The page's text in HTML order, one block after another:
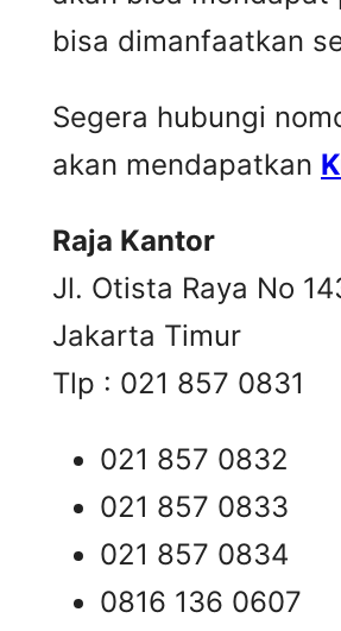
bisa dimanfaatkan
Segera hubungi
akan mendapatkan
Raja Kantor
Jl. Otista Raya No
Jakarta Timur
Tlp : 021 857 0831
021 857 0832
021 857 0833
021 857 0834
0816 136 0607